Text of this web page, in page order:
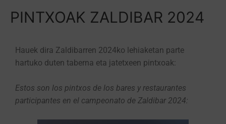
PINTXOAK ZALDIBAR 2024
Hauek dira Zaldibarren 2024ko lehiaketan parte
hartuko duten taberna eta jatetxeen pintxoak:
Estos son los pintxos de los bares y restaurantes
participantes en el campeonato de Zaldibar 2024: